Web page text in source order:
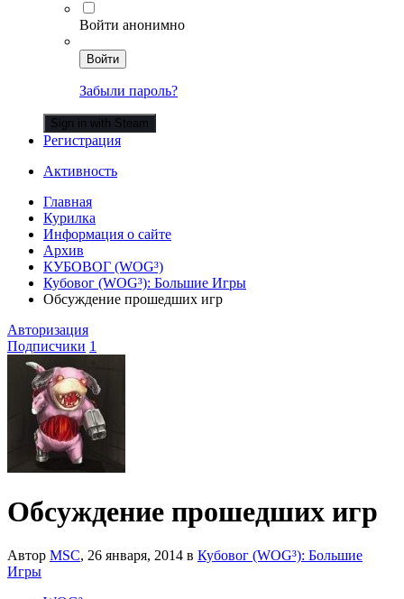
Войти анонимно
Войти
Забыли пароль?
Sign in with Steam
Регистрация
Активность
Главная
Курилка
Информация о сайте
Архив
КУБОВОГ (WOG³)
Кубовог (WOG³): Большие Игры
Обсуждение прошедших игр
Авторизация
Подписчики 1
Обсуждение прошедших игр
Автор MSC, 26 января, 2014 в Кубовог (WOG³): Большие
Игры